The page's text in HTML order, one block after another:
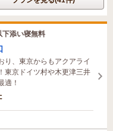
添い寝無料
り、東京からもアクアライ
東京ドイツ村や木更津三井
適！